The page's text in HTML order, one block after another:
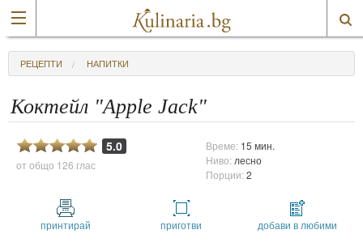
РЕЦЕПТИ НАПИТКИ
Коктейл "Apple Jack"
5.0
от общо 126 глас
Време: 15 мин.
Ниво: лесно
Порции:2
принтирай приготви добави в любими